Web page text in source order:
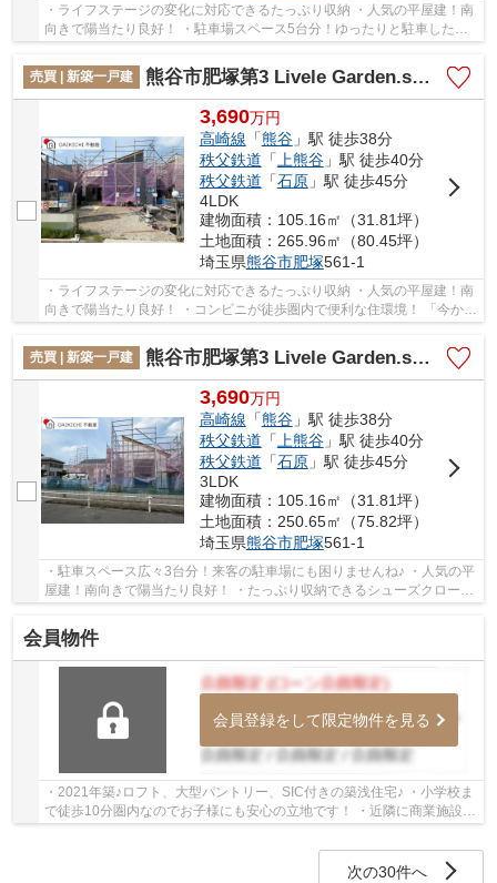
・ライフステージの変化に対応できるたっぷり収納 ・人気の平屋建！南
向きで陽当たり良好！ ・駐車場スペース5台分！ゆったりと駐車した
売買 | 新築一戸建
熊谷市肥塚第3 Livele Garden.s 新築戸建 全3棟 2号棟
3,690万円
高崎線 「熊谷」駅 徒歩38分
秩父鉄道 「上熊谷」駅 徒歩40分
秩父鉄道 「石原」駅 徒歩45分
4LDK
建物面積：105.16㎡（31.81坪）
土地面積：265.96㎡（80.45坪）
埼玉県熊谷市肥塚561-1
・ライフステージの変化に対応できるたっぷり収納 ・人気の平屋建！南
向きで陽当たり良好！ ・コンビニが徒歩圏内で便利な住環境！ 「今から
売買 | 新築一戸建
熊谷市肥塚第3 Livele Garden.s 新築戸建 全3棟 1号棟
3,690万円
高崎線 「熊谷」駅 徒歩38分
秩父鉄道 「 上熊谷」駅 徒歩40分
秩父鉄道 「石原」駅 徒歩45分
3LDK
建物面積：105.16㎡（31.81坪）
土地面積：250.65㎡（75.82坪）
埼玉県熊谷市肥塚561-1
・駐車スペース広々3台分！来客の駐車場にも困りませんね♪ ・人気の平
屋建！南向きで陽当たり良好！ ・たっぷり収納できるシューズクローク
会員物件
会員登録をして限定物件を見る
・2021年築♪ロフト、大型パントリー、SIC付きの築浅住宅♪ ・小学校ま
で徒歩10分圏内なのでお子様にも安心の立地です！ ・近隣に商業施設も
多数あり！便利な住環境♪ いつでもお気軽に...
次の30件へ